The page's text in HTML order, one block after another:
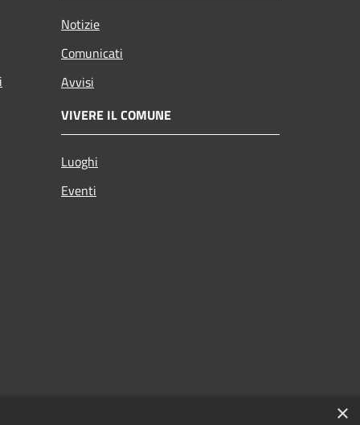
Notizie
Comunicati
Avvisi
VIVERE IL COMUNE
Luoghi
Eventi
×